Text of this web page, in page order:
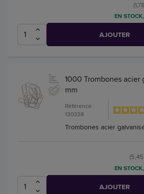
EN
AJOUTER
1000 Trombones acier
mm
Référence :
130338
Trombones acier
EN
AJOUTER